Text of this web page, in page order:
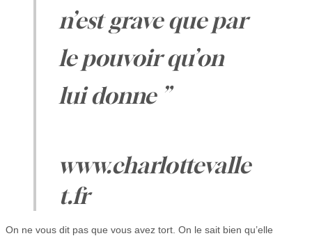
n’est grave que par
le pouvoir qu’on
lui donne ”
www.charlottevalle
t.fr
On ne vous dit pas que vous avez tort. On le sait bien qu’elle